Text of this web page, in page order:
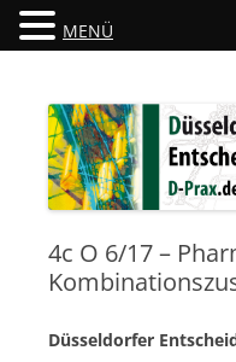
Düsseldorfer
4c O 6/17 –
Düsseldorfer
MENÜ